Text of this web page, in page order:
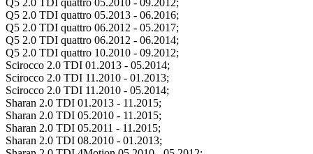
Q5 2.0 TDI quattro 05.2013 - 06.2016;
Q5 2.0 TDI quattro 06.2012 - 05.2017;
Q5 2.0 TDI quattro 06.2012 - 06.2014;
Q5 2.0 TDI quattro 10.2010 - 09.2012;
Scirocco 2.0 TDI 01.2013 - 05.2014;
Scirocco 2.0 TDI 11.2010 - 01.2013;
Scirocco 2.0 TDI 11.2010 - 05.2014;
Sharan 2.0 TDI 01.2013 - 11.2015;
Sharan 2.0 TDI 05.2010 - 11.2015;
Sharan 2.0 TDI 05.2011 - 11.2015;
Sharan 2.0 TDI 08.2010 - 01.2013;